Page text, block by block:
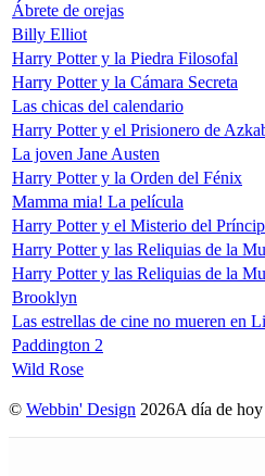
Ábrete de orejas
Billy Elliot
Harry Potter y la Piedra Filosofal
Harry Potter y la Cámara Secreta
Las chicas del calendario
Harry Potter y el Prisionero de
La joven Jane Austen
Harry Potter y la Orden del Fénix
Mamma mia! La película
Harry Potter y el Misterio del
Harry Potter y las Reliquias de la
Harry Potter y las Reliquias de la
Brooklyn
Las estrellas de cine no mueren en
Paddington 2
Wild Rose
© Webbin' Design 2026A día de